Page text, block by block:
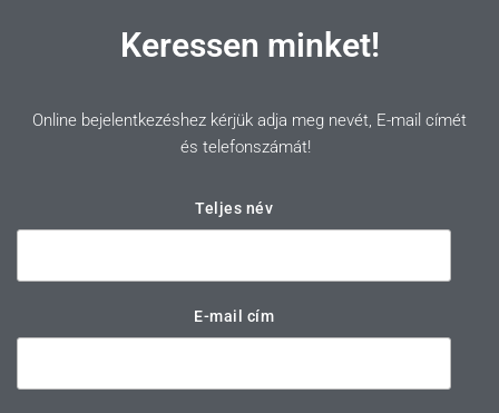
Keressen minket!
Online bejelentkezéshez kérjük adja meg nevét, E-mail címét
és telefonszámát!
Teljes név
E-mail cím